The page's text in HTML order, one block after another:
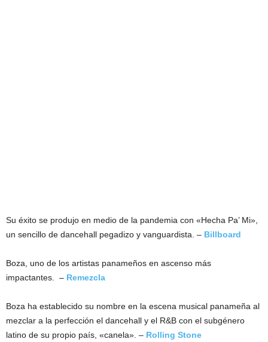
Su éxito se produjo en medio de la pandemia con «Hecha Pa’ Mi»,
un sencillo de dancehall pegadizo y vanguardista. – Billboard
Boza, uno de los artistas panameños en ascenso más
impactantes. – Remezcla
Boza ha establecido su nombre en la escena musical panameña al
mezclar a la perfección el dancehall y el R&B con el subgénero
latino de su propio país, «canela». – Rolling Stone